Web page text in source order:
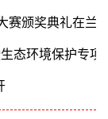
赛颁奖典礼在兰
态环境保护专